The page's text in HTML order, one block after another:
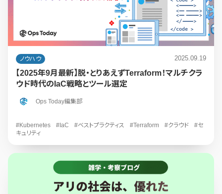
ノウハウ 2025.09.19
【2025年9月最新】脱・とりあえずTerraform！マルチクラ
ウド時代のIaC戦略とツール選定
Ops Today編集部
#Kubernetes #IaC #ベストプラクティス #Terraform #クラウド
#セ
キュリティ